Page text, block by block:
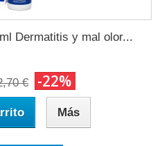
Dermatitis y mal olor...
€ -22%
Más